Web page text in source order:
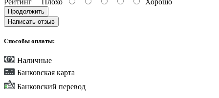
Продолжить
Написать отзыв
Способы оплаты:
Наличные
Банковская карта
Банковский перевод